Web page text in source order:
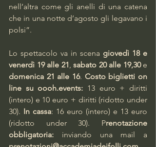
nell’altra come gli anelli di una catena
che in una notte d’agosto gli legavano i
polsi”.
Lo spettacolo va in scena giovedì 18 e
venerdì 19 alle 21, sabato 20 alle 19,30
domenica 21 alle 16. Costo biglietti on
line su oooh.events: 13 euro + diritti
(intero) e 10 euro + diritti (ridotto under
30). In cassa: 16 euro (intero) e 13 euro
(ridotto under 30). Prenotazione
obbligatoria: inviando una mail a